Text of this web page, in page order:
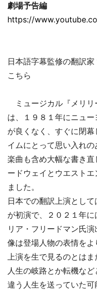
劇場予告編
https://
日本語字幕監修の翻訳
こちら
ミュージカル『メリリ
は、１９８１年にニュ
が良くなく、すぐに閉
イムにとって思い入れの
楽曲も含め大幅な書き
ードウェイとウエスト
ました。
日本での翻訳上演とし
が初演で、２０２１年
リア・フリードマン氏
像は登場人物の表情を
上演を生で見るのとはま
人生の岐路とか転機な
違う人生を送っていた